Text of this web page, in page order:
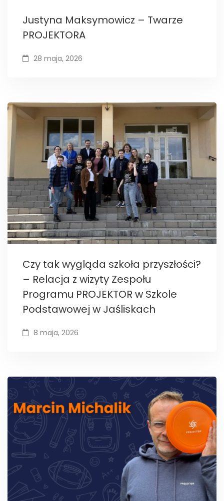
Justyna Maksymowicz – Twarze
PROJEKTORA
28 maja, 2026
Czy tak wygląda szkoła przyszłości?
– Relacja z wizyty Zespołu
Programu PROJEKTOR w Szkole
Podstawowej w Jaśliskach
8 maja, 2026